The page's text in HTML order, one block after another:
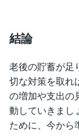
結論
老後の貯蓄が足
切な対策を取れ
の増加や支出の
動していきまし
ために、今から